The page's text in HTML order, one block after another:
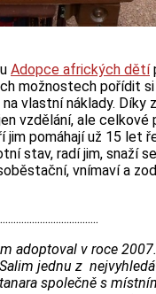
Adopce afrických dětí
možnostech pořídit
vlastní náklady. Díky
vzdělání, ale celkové
jim pomáhají už 15 let
stav, radí jim, snaží
vnímaví a
adoptoval v roce
jednu z
společně s